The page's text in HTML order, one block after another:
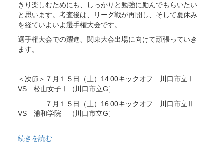
きり楽しむためにも、しっかりと勉強に励んでもらいたい
と思います。考査後は、リーグ戦が再開し、そして夏休み
を経ていよいよ選手権大会です。
選手権大会での躍進、関東大会出場に向けて頑張っていき
ます。
＜次節＞７月１５日（土）14:00キックオフ 川口市立Ⅰ
VS 松山女子Ⅰ（川口市立G）
７月１５日（土）16:00キックオフ 川口市立Ⅱ
VS 浦和学院 （川口市立G）
続きを読む